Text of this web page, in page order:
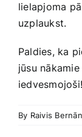
lielapjoma
uzplaukst.
Paldies, ka
jūsu‍
iedvesmojoši!
By Raivis